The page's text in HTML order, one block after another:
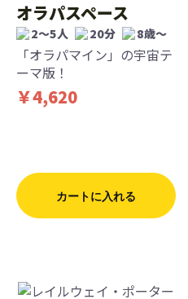
オラパスペース
2〜5人 20分 8歳〜
「オラパマイン」の宇宙テ
ーマ版！
￥4,620
カートに入れる